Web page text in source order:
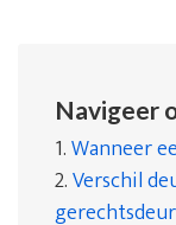
Navigeer
1.Wanneer
2.Verschil